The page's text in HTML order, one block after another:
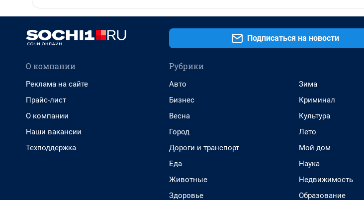
Подписаться на новости
О компании
Реклама на сайте
Прайс-лист
О компании
Наши вакансии
Техподдержка
Рубрики
Авто
Бизнес
Весна
Город
Дороги и транспорт
Еда
Животные
Здоровье
Зима
Криминал
Культура
Лето
Мой дом
Наука
Недвижимость
Образование